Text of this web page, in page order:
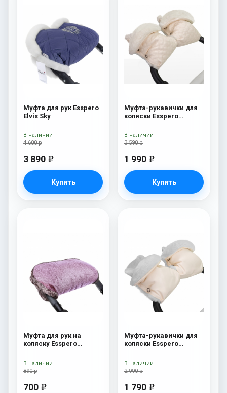
Муфта для рук Esspero
Elvis Sky
4 600 р
3 890 e
Купить
В наличии
Муфта-рукавички для
коляски Esspero
шерсть) Cream
3 590 р
1 990 e
Купить
В наличии
Муфта для рук на
коляску Esspero
890 р
700 e
В наличии
Муфта-рукавички для
коляски Esspero
овечья шерсть) Cream
2 990 р
1 790 e
В наличии